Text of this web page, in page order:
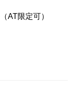
AT限定可）